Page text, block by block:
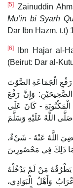
[5] Zainuddin
Mu’in bi Syarh
Dar Ibn Hazm, t.t)
[6] Ibn Hajar al-
(Beirut: Dar al-
الْجَمَاعَةِ الصَّوْتَ
الصَّحِيحَيْنِ: وَإِنَّ رَفْعَ
- كَانَ عَلَى
اللَّهُ عَنْهُ - شَيْءٌ،
يَطْرُقُهُ مَنْ لَمْ يَدْخُلْهُ
وَأَهْلُ الْبَوَادِي،